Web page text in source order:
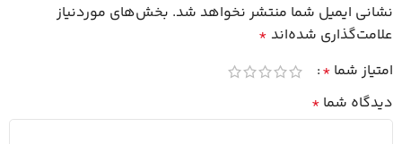
نشانی ایمیل شما منتشر نخواهد شد. بخش‌های موردنیاز
علامت‌گذاری شده‌اند *
امتیاز شما *
دیدگاه شما *